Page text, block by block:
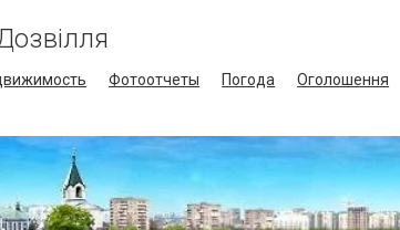
Фотоотчеты Погода Оголошення